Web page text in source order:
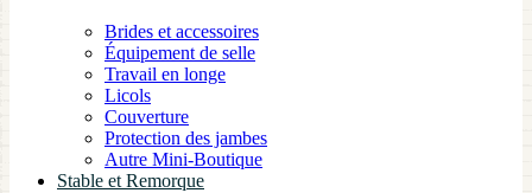
Brides et accessoires
Équipement de selle
Travail en longe
Licols
Couverture
Protection des jambes
Autre Mini-Boutique
Stable et Remorque